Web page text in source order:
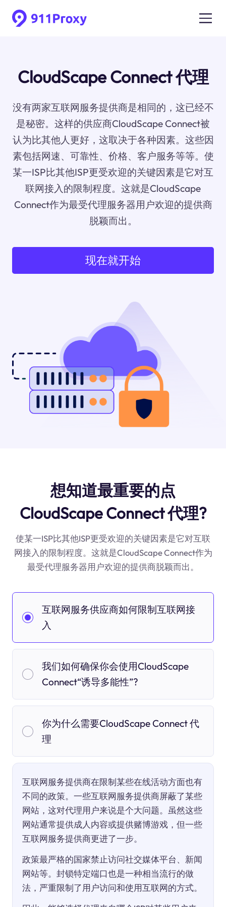
CloudScape Connect 代理
没有两家互联网服务提供商是相同的，这已经不
是秘密。这样的供应商CloudScape Connect被
认为比其他人更好，这取决于各种因素。这些因
素包括网速、可靠性、价格、客户服务等等。使
某一ISP比其他ISP更受欢迎的关键因素是它对互
联网接入的限制程度。这就是CloudScape
Connect作为最受代理服务器用户欢迎的提供商
脱颖而出。
现在就开始
想知道最重要的点
CloudScape Connect 代理?
使某一ISP比其他ISP更受欢迎的关键因素是它对互联
网接入的限制程度。这就是CloudScape Connect作为
最受代理服务器用户欢迎的提供商脱颖而出。
互联网服务供应商如何限制互联网接
入
我们如何确保你会使用CloudScape
Connect“诱导多能性”?
你为什么需要CloudScape Connect 代
理
互联网服务提供商在限制某些在线活动方面也有
不同的政策。一些互联网服务提供商屏蔽了某些
网站，这对代理用户来说是个大问题。虽然这些
网站通常提供成人内容或提供赌博游戏，但一些
互联网服务提供商更进了一步。
政策最严格的国家禁止访问社交媒体平台、新闻
网站等。封锁特定端口也是一种相当流行的做
法，严重限制了用户访问和使用互联网的方式。